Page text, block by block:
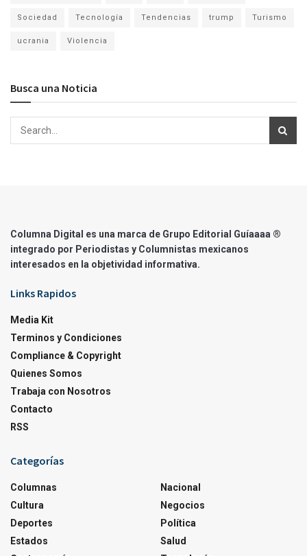
Sociedad Tecnología Tendencias trump Turismo
ucrania Violencia
Busca una Noticia
Columna Digital es una marca de Grupo Editorial Guíaaaa ®
integrado por Periodistas y Columnistas mexicanos
interesados en la objetividad informativa.
Links Rapidos
Media Kit
Terminos y Condiciones
Compliance & Copyright
Quienes Somos
Trabaja con Nosotros
Contacto
RSS
Categorías
Columnas
Cultura
Deportes
Estados
Nacional
Negocios
Política
Salud